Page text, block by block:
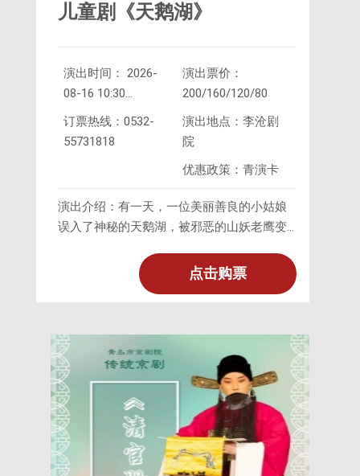
儿童剧《天鹅湖》
演出时间： 2026-
08-16 10:30
2026-
08-16 15:30
订票热线：0532-
55731818
演出票价：
200/160/120/80
演出地点：李沧剧
院
优惠政策：青演卡
演出介绍：有一天，一位美丽善良的小姑娘
误入了神秘的天鹅湖，被邪恶的山妖老鹰变
人形。可怜的小姑娘在夜晚只能靠着天鹅女
皇送给她的水晶宝石保护着自己……一天，一
可以打破山妖老鹰的邪恶魔法…..
点击购票